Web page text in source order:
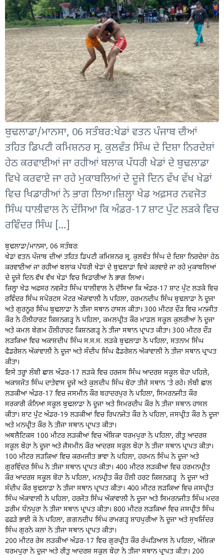
ਬੁਢਲਾਡਾ/ਮਾਨਸਾ, 06 ਸਤੰਬਰ:ਖੇਡਾਂ ਵਤਨ ਪੰਜਾਬ ਦੀਆਂ
ਤਹਿਤ ਡਿਪਟੀ ਕਮਿਸ਼ਨਰ ਸ੍ਰ. ਕੁਲਵੰਤ ਸਿੰਘ ਦੇ ਦਿਸ਼ਾ ਨਿਰਦੇਸ਼ਾਂ
ਹੇਠ ਕਰਵਾਈਆਂ ਜਾ ਰਹੀਆਂ ਬਲਾਕ ਪੱਧਰੀ ਖੇਡਾਂ ਦੇ ਬੁਢਲਾਡਾ
ਵਿਖੇ ਕਰਵਾਏ ਜਾ ਰਹੇ ਮੁਕਾਬਲਿਆਂ ਦੇ ਦੂਜੇ ਦਿਨ ਵੱਖ ਵੱਖ ਖੇਡਾਂ
ਵਿਚ ਖਿਡਾਰੀਆਂ ਨੇ ਭਾਗ ਲਿਆ।ਜ਼ਿਲ੍ਹਾ ਖੇਡ ਅਫ਼ਸਰ ਨਵਜੋਤ
ਸਿੰਘ ਧਾਲੀਵਾਲ ਨੇ ਦੱਸਿਆ ਕਿ ਅੰਡਰ-17 ਸ਼ਾਟ ਪੁੱਟ ਲੜਕੇ ਵਿਚ
ਰਵਿੰਦਰ ਸਿੰਘ […]
ਬੁਢਲਾਡਾ/ਮਾਨਸਾ, 06 ਸਤੰਬਰ:
ਖੇਡਾਂ ਵਤਨ ਪੰਜਾਬ ਦੀਆਂ ਤਹਿਤ ਡਿਪਟੀ ਕਮਿਸ਼ਨਰ ਸ੍ਰ. ਕੁਲਵੰਤ ਸਿੰਘ ਦੇ ਦਿਸ਼ਾ ਨਿਰਦੇਸ਼ਾਂ ਹੇਠ
ਕਰਵਾਈਆਂ ਜਾ ਰਹੀਆਂ ਬਲਾਕ ਪੱਧਰੀ ਖੇਡਾਂ ਦੇ ਬੁਢਲਾਡਾ ਵਿਖੇ ਕਰਵਾਏ ਜਾ ਰਹੇ ਮੁਕਾਬਲਿਆਂ
ਦੇ ਦੂਜੇ ਦਿਨ ਵੱਖ ਵੱਖ ਖੇਡਾਂ ਵਿਚ ਖਿਡਾਰੀਆਂ ਨੇ ਭਾਗ ਲਿਆ।
ਜ਼ਿਲ੍ਹਾ ਖੇਡ ਅਫ਼ਸਰ ਨਵਜੋਤ ਸਿੰਘ ਧਾਲੀਵਾਲ ਨੇ ਦੱਸਿਆ ਕਿ ਅੰਡਰ-17 ਸ਼ਾਟ ਪੁੱਟ ਲੜਕੇ ਵਿਚ
ਰਵਿੰਦਰ ਸਿੰਘ ਸਪੋਰਟਸ ਮੋਟਰ ਅੱਕਾਂਵਾਲੀ ਨੇ ਪਹਿਲਾ, ਹਰਮਨਦੀਪ ਸਿੰਘ ਬੁਢਲਾਡਾ ਨੇ ਦੂਜਾ
ਅਤੇ ਗੁਰਨੂਰ ਸਿੰਘ ਬੁਢਲਾਡਾ ਨੇ ਤੀਜਾ ਸਥਾਨ ਹਾਸਲ ਕੀਤਾ। 300 ਮੀਟਰ ਦੌੜ ਵਿਚ ਮਨਜੀਤ
ਕੌਰ ਨੇ ਹੌਲੀਹਾਰਟ ਕਿਸ਼ਨਗੜ੍ਹ ਨੇ ਪਹਿਲਾ, ਕਮਲਪ੍ਰੀਤ ਕੌਰ ਮਾਡਲ ਸਕੂਲ ਕੁਲਰੀਆਂ ਨੇ ਦੂਜਾ
ਅਤੇ ਕਮਲ ਬੇਗਮ ਹੌਲੀਹਾਰਟ ਕਿਸ਼ਨਗੜ੍ਹ ਨੇ ਤੀਜਾ ਸਥਾਨ ਪ੍ਰਾਪਤ ਕੀਤਾ। 300 ਮੀਟਰ ਦੌੜ
ਲੜਕਿਆਂ ਵਿਚ ਅਕਾਸ਼ਦੀਪ ਸਿੰਘ ਸ.ਸ.ਸ. ਲੜਕੇ ਬੁਢਲਾਡਾ ਨੇ ਪਹਿਲਾ, ਸਤਨਾਮ ਸਿੰਘ
ਫੈਡਰੇਸ਼ਨ ਅੱਕਾਂਵਾਲੀ ਨੇ ਦੂਜਾ ਅਤੇ ਸੰਦੀਪ ਸਿੰਘ ਫੈਡਰੇਸ਼ਨ ਅੱਕਾਂਵਾਲੀ ਨੇ ਤੀਜਾ ਸਥਾਨ ਪ੍ਰਾਪਤ
ਕੀਤਾ।
ਇਸੇ ਤਰ੍ਹਾਂ ਲੰਬੀ ਛਾਲ ਅੰਡਰ-17 ਲੜਕੇ ਵਿਚ ਹਰਜਸ ਸਿੰਘ ਆਦਰਸ਼ ਸਕੂਲ ਬੋਹਾ ਪਹਿਲੇ,
ਅਕਾਸ਼ਜੋਤ ਸਿੰਘ ਦਾਤੇਵਾਸ ਦੂਜੇ ਅਤੇ ਕੁਲਦੀਪ ਸਿੰਘ ਬੋਹਾ ਤੀਜੇ ਸਥਾਨ ’ਤੇ ਰਹੇ। ਲੰਬੀ ਛਾਲ
ਲੜਕੀਆਂ ਅੰਡਰ-17 ਵਿਚ ਜਸਮੀਨ ਕੌਰ ਬਹਾਦਰਪੁਰ ਨੇ ਪਹਿਲਾ, ਸਿਮਰਨਜੀਤ ਕੌਰ
ਸਰਕਾਰੀ ਕੰਨਿਆ ਸਕੂਲ ਬੁਢਲਾਡਾ ਨੇ ਦੂਜਾ ਅਤੇ ਸਿਮਰਦੀਪ ਕੌਰ ਨੇ ਤੀਜਾ ਸਥਾਨ ਹਾਸਲ
ਕੀਤਾ। ਸ਼ਾਟ ਪੁੱਟ ਅੰਡਰ-19 ਲੜਕੀਆਂ ਵਿਚ ਰਿਪਨਜੋਤ ਕੌਰ ਨੇ ਪਹਿਲਾ, ਜਸਪ੍ਰੀਤ ਕੌਰ ਨੇ ਦੂਜਾ
ਅਤੇ ਮਨਪ੍ਰੀਤ ਕੌਰ ਨੇ ਤੀਜਾ ਸਥਾਨ ਪ੍ਰਾਪਤ ਕੀਤਾ।
ਅਥਲੈਟਿਕਸ 100 ਮੀਟਰ ਲੜਕੀਆਂ ਵਿਚ ਅੰਸ਼ਿਕਾ ਧਰਮਪੁਰਾ ਨੇ ਪਹਿਲਾ, ਰੀਤੂ ਆਦਰਸ਼
ਸਕੂਲ ਬੋਹਾ ਨੇ ਦੂਜਾ ਅਤੇ ਜੈਸਮੀਨ ਕੌਰ ਆਦਰਸ਼ ਸਕੂਲ ਬੋਹਾ ਨੇ ਤੀਜਾ ਸਥਾਨ ਪ੍ਰਾਪਤ ਕੀਤਾ।
100 ਮੀਟਰ ਲੜਕਿਆਂ ਵਿਚ ਕਰਮਜੀਤ ਭਾਵਾ ਨੇ ਪਹਿਲਾ, ਹਰਮਨ ਸਿੰਘ ਨੇ ਦੂਜਾ ਅਤੇ
ਗੁਰਵਿੰਦਰ ਸਿੰਘ ਨੇ ਤੀਜਾ ਸਥਾਨ ਪ੍ਰਾਪਤ ਕੀਤਾ। 400 ਮੀਟਰ ਲੜਕੀਆਂ ਵਿਚ ਹਰਮਨਪ੍ਰੀਤ
ਕੌਰ ਆਦਰਸ਼ ਸਕੂਲ ਬੋਹਾ ਨੇ ਪਹਿਲਾ, ਮਨਪ੍ਰੀਤ ਕੌਰ ਹੌਲੀ ਹਰਟ ਕਿਸ਼ਨਗੜ੍ਹ ਨੇ ਦੂਜਾ ਅਤੇ
ਸੰਦੀਪ ਕੌਰ ਬੁਢਲਾਡਾ ਨੇ ਤੀਜਾ ਸਥਾਨ ਪ੍ਰਾਪਤ ਕੀਤਾ। 400 ਮੀਟਰ ਲੜਕਿਆਂ ਵਿਚ ਜਸਪ੍ਰੀਤ
ਸਿੰਘ ਅੱਕਾਂਵਾਲੀ ਨੇ ਪਹਿਲਾ, ਹਰਜੋਤ ਸਿੰਘ ਅੱਕਾਂਵਾਲੀ ਨੇ ਦੂਜਾ ਅਤੇ ਸਿਮਰਨਜੀਤ ਸਿੰਘ ਮਦਰ
ਡਰੀਮ ਧੰਨਪੁਰਾ ਨੇ ਤੀਜਾ ਸਥਾਨ ਪ੍ਰਾਪਤ ਕੀਤਾ। 800 ਮੀਟਰ ਲੜਕਿਆਂ ਵਿਚ ਜਸਪ੍ਰੀਤ ਸਿੰਘ
ਫਫੜੇ ਭਾਈ ਕੇ ਨੇ ਪਹਿਲਾ, ਗਗਨਦੀਪ ਸਿੰਘ ਰਾਮਗੜ੍ਹ ਸ਼ਾਹਪੁਰੀਆ ਨੇ ਦੂਜਾ ਅਤੇ ਸੁਖਜਿੰਦਰ
ਸਿੰਘ ਗੁਰਨੇ ਕਲਾਂ ਨੇ ਤੀਜਾ ਸਥਾਨ ਪ੍ਰਾਪਤ ਕੀਤਾ।
200 ਮੀਟਰ ਰੇਸ ਲੜਕੀਆਂ ਅੰਡਰ-17 ਵਿਚ ਗੁਰਪ੍ਰੀਤ ਕੌਰ ਰੰਘੜਿਆਲ ਨੇ ਪਹਿਲਾ, ਅੰਸ਼ਿਕਾ
ਧਰਮਪੁਰਾ ਨੇ ਦੂਜਾ ਅਤੇ ਰੀਤੂ ਆਦਰਸ਼ ਸਕੂਲ ਬੋਹਾ ਨੇ ਤੀਜਾ ਸਥਾਨ ਪ੍ਰਾਪਤ ਕੀਤਾ। 200